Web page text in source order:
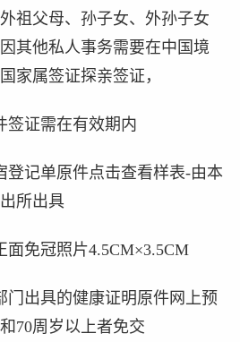
祖父母、孙子女、外孙子女
其他私人事务需要在中国境
家属签证探亲签证，
签证需在有效期内
登记单原件点击查看样表-由本
所出具
面免冠照片4.5CM×3.5CM
门出具的健康证明原件网上预
70周岁以上者免交